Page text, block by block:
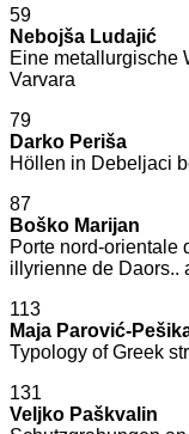
59
Nebojša Ludajić
Eine metallurgische
Varvara
79
Darko Periša
Höllen in Debeljaci
87
Boško Marijan
Porte nord-orientale
illyrienne de Daors..
113
Maja Parović-
Typology of Greek
131
Veljko Paškvalin